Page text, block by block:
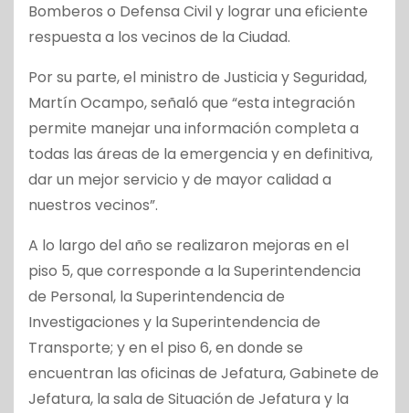
Bomberos o Defensa Civil y lograr una eficiente
respuesta a los vecinos de la Ciudad.
Por su parte, el ministro de Justicia y Seguridad,
Martín Ocampo, señaló que “esta integración
permite manejar una información completa a
todas las áreas de la emergencia y en definitiva,
dar un mejor servicio y de mayor calidad a
nuestros vecinos”.
A lo largo del año se realizaron mejoras en el
piso 5, que corresponde a la Superintendencia
de Personal, la Superintendencia de
Investigaciones y la Superintendencia de
Transporte; y en el piso 6, en donde se
encuentran las oficinas de Jefatura, Gabinete de
Jefatura, la sala de Situación de Jefatura y la